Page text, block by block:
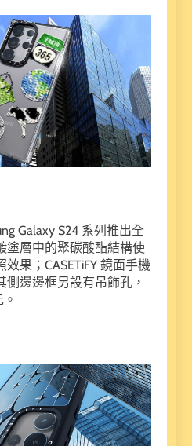
Galaxy S24 系列推出全
塗層中的聚碳酸酯結構使
果；CASETiFY 鏡面手機
邊邊框另設有吊飾孔，